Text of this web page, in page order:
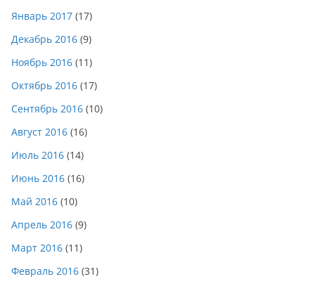
Январь 2017 (17)
Декабрь 2016 (9)
Ноябрь 2016 (11)
Октябрь 2016 (17)
Сентябрь 2016 (10)
Август 2016 (16)
Июль 2016 (14)
Июнь 2016 (16)
Май 2016 (10)
Апрель 2016 (9)
Март 2016 (11)
Февраль 2016 (31)